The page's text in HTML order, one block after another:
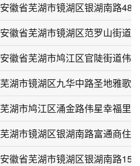
安徽省芜湖市镜湖区银湖南路48-
安徽省芜湖市镜湖区范罗山街道
芜湖市镜湖区九华中路圣地雅歌-
芜湖市鸠江区涌金路伟星幸福里
芜湖市镜湖区银湖南路富通商住
安徽省芜湖市镜湖区银湖南路